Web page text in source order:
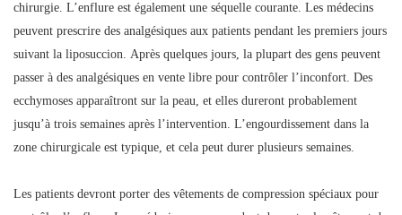
chirurgie. L’enflure est également une séquelle courante. Les médecins
peuvent prescrire des analgésiques aux patients pendant les premiers jours
suivant la liposuccion. Après quelques jours, la plupart des gens peuvent
passer à des analgésiques en vente libre pour contrôler l’inconfort. Des
ecchymoses apparaîtront sur la peau, et elles dureront probablement
jusqu’à trois semaines après l’intervention. L’engourdissement dans la
zone chirurgicale est typique, et cela peut durer plusieurs semaines.
Les patients devront porter des vêtements de compression spéciaux pour